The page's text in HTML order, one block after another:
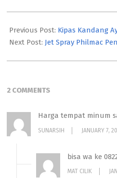
09-
26
Previous Post: Kipas Kandang
Next Post: Jet Spray Philmac
2 COMMENTS
Harga tempat minum
SUNARSIH JANUARY 7,
bisa wa ke
MAT CILIK